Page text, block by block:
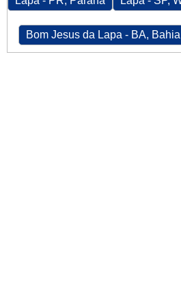
Bom Jesus da Lapa - BA, Bahia